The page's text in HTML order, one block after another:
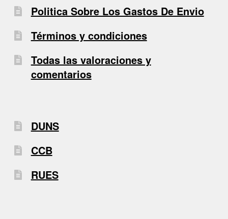
Politica Sobre Los Gastos De Envio
Términos y condiciones
Todas las valoraciones y
comentarios
DUNS
CCB
RUES